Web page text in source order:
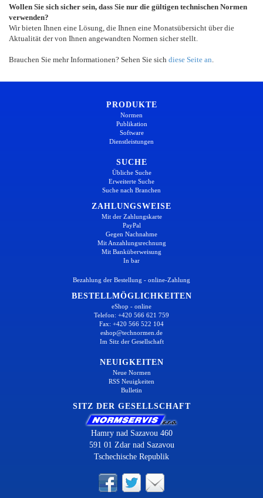
Wollen Sie sich sicher sein, dass Sie nur die gültigen technischen Normen
verwenden?
Wir bieten Ihnen eine Lösung, die Ihnen eine Monatsübersicht über die
Aktualität der von Ihnen angewandten Normen sicher stellt.
Brauchen Sie mehr Informationen? Sehen Sie sich diese Seite an
PRODUKTE
Normen
Publikation
Software
Dienstleistungen
SUCHE
Übliche Suche
Erweiterte Suche
Suche nach Branchen
ZAHLUNGSWEISE
Mit der Zahlungskarte
PayPal
Gegen Nachnahme
Mit Anzahlungsrechnung
Mit Banküberweisung
In bar
Bezahlung der Bestellung - online-Zahlung
BESTELLMÖGLICHKEITEN
eShop - online
Telefon: +420 566 621 759
Fax: +420 566 522 104
eshop@technormen.de
Im Sitz der Gesellschaft
NEUIGKEITEN
Neue Normen
RSS Neuigkeiten
Bulletin
SITZ DER GESELLSCHAFT
Hamry nad Sazavou 460
591 01 Zdar nad Sazavou
Tschechische Republik